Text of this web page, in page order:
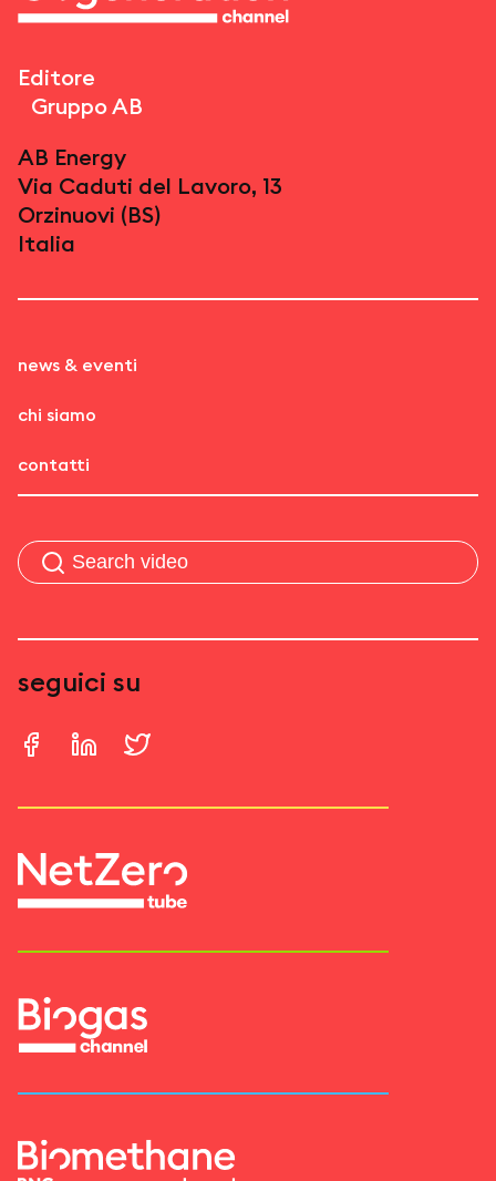
Editore
Gruppo AB
AB Energy
Via Caduti del Lavoro, 13
Orzinuovi (BS)
Italia
news & eventi
chi siamo
contatti
seguici su